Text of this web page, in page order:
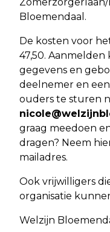
Bloemendaal.
De kosten voor
47,50.
gegevens en
deelnemer en
ouders te sturen
graag meedoen
dragen? Neem
mailadres.
Ook vrijwilligers
organisatie
Welzijn